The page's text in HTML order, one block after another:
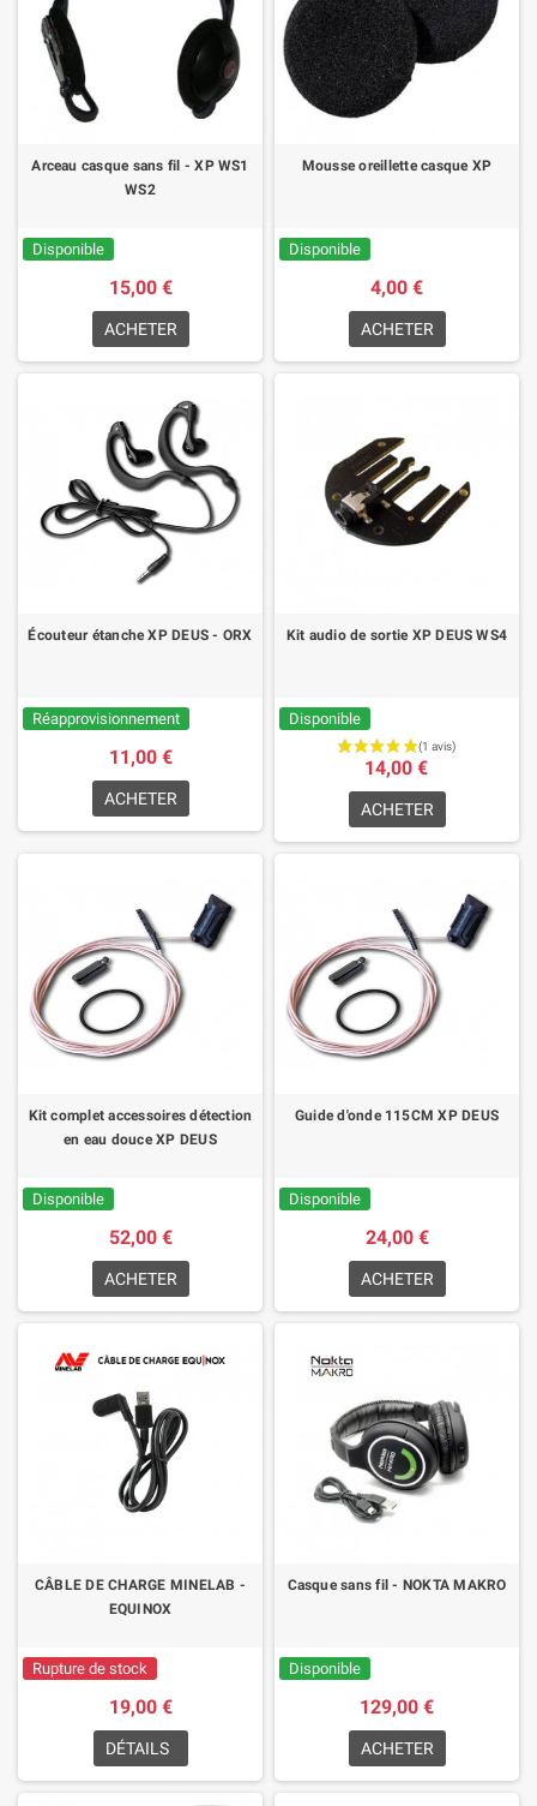
Arceau casque sans fil - XP WS1
WS2
Disponible
15,00 €
ACHETER
Mousse oreillette casque XP
Disponible
4,00 €
ACHETER
Écouteur étanche XP DEUS - ORX
Réapprovisionnement
11,00 €
ACHETER
Kit audio de sortie XP DEUS WS4
Disponible
14,00 €
ACHETER
Kit complet accessoires détection
en eau douce XP DEUS
Disponible
52,00 €
ACHETER
Guide d'onde 115CM XP DEUS
Disponible
24,00 €
ACHETER
CÂBLE DE CHARGE MINELAB -
EQUINOX
Rupture de stock
19,00 €
DÉTAILS
Casque sans fil - NOKTA MAKRO
Disponible
129,00 €
ACHETER